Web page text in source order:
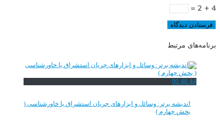
4 + 2 =
برنامه‌های مرتبط
00:40:44
اندیشه برتر: وسائل و ابزارهای جریان استشراق یا خاورشناسی (
بخش چهارم )